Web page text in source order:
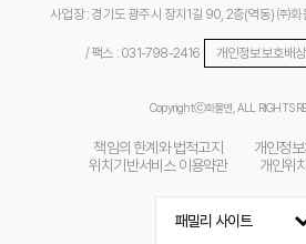
사업장 : 경기도 광주시 장지1길 90, 2층(역동) ㈜화
/ 팩스 : 031-798-2416 개인정보보호배
Copyrightⓒ화물맨, ALL RIGHTS
책임의 한계와 법적고지
개인정
위치기반서비스 이용약관
개인위